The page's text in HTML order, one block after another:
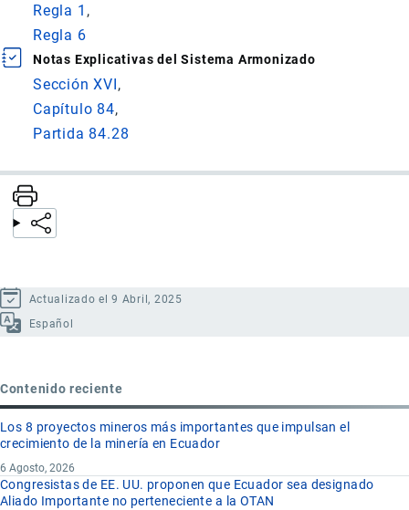
Regla 1
Regla 6
Notas Explicativas del Sistema Armonizado
Sección XVI
Capítulo 84
Partida 84.28
Actualizado el 9 Abril, 2025
Español
Contenido reciente
Los 8 proyectos mineros más importantes que impulsan el
crecimiento de la minería en Ecuador
6 Agosto, 2026
Congresistas de EE. UU. proponen que Ecuador sea designado
Aliado Importante no perteneciente a la OTAN